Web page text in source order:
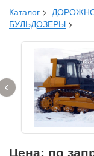
Каталог >
БУЛЬДОЗЕРЫ >
‹
Цена: по